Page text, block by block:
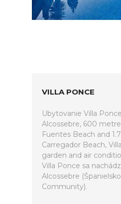
VILLA PONCE
Ubytovanie Villa
Alcossebre, 600
Fuentes Beach and
Carregador Beach,
garden and air
Villa Ponce sa
Alcossebre
Community).